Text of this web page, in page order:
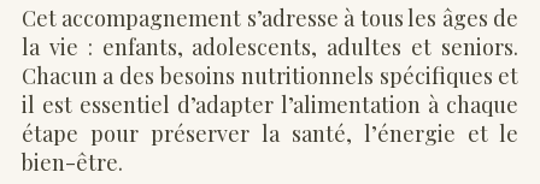
Cet accompagnement s’adresse à tous les âges de
la vie : enfants, adolescents, adultes et seniors.
Chacun a des besoins nutritionnels spécifiques et
il est essentiel d’adapter l’alimentation à chaque
étape pour préserver la santé, l’énergie et le
bien-être.